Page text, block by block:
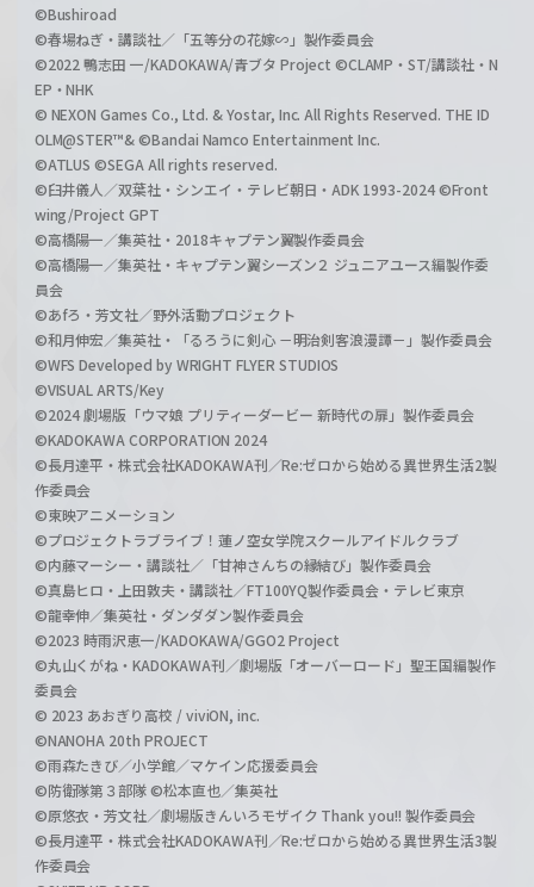
©Bushiroad
©春場ねぎ・講談社／「五等分の花嫁∽」製作委員会
©2022 鴨志田 一/KADOKAWA/青ブタ Project ©CLAMP・ST/講談社・N
EP・NHK
© NEXON Games Co., Ltd. & Yostar, Inc. All Rights Reserved. THE ID
OLM@STER™& ©Bandai Namco Entertainment Inc.
©ATLUS ©SEGA All rights reserved.
©臼井儀人／双葉社・シンエイ・テレビ朝日・ADK 1993-2024 ©Front
wing/Project GPT
©高橋陽一／集英社・2018キャプテン翼製作委員会
©高橋陽一／集英社・キャプテン翼シーズン２ ジュニアユース編製作委
員会
©あfろ・芳文社／野外活動プロジェクト
©和月伸宏／集英社・「るろうに剣心 －明治剣客浪漫譚－」製作委員会
©WFS Developed by WRIGHT FLYER STUDIOS
©VISUAL ARTS/Key
©2024 劇場版「ウマ娘 プリティーダービー 新時代の扉」製作委員会
©KADOKAWA CORPORATION 2024
©長月達平・株式会社KADOKAWA刊／Re:ゼロから始める異世界生活2製
作委員会
©東映アニメーション
©プロジェクトラブライブ！蓮ノ空女学院スクールアイドルクラブ
©内藤マーシー・講談社／「甘神さんちの縁結び」製作委員会
©真島ヒロ・上田敦夫・講談社／FT100YQ製作委員会・テレビ東京
©龍幸伸／集英社・ダンダダン製作委員会
©2023 時雨沢恵一/KADOKAWA/GGO2 Project
©丸山くがね・KADOKAWA刊／劇場版「オーバーロード」聖王国編製作
委員会
© 2023 あおぎり高校 / viviON, inc.
©NANOHA 20th PROJECT
©雨森たきび／小学館／マケイン応援委員会
©防衛隊第３部隊 ©松本直也／集英社
©原悠衣・芳文社／劇場版きんいろモザイク Thank you!! 製作委員会
©長月達平・株式会社KADOKAWA刊／Re:ゼロから始める異世界生活3製
作委員会